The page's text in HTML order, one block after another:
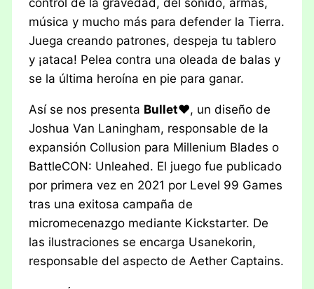
control de la gravedad, del sonido, armas,
música y mucho más para defender la Tierra.
Juega creando patrones, despeja tu tablero
y ¡ataca! Pelea contra una oleada de balas y
se la última heroína en pie para ganar.
Así se nos presenta Bullet♥︎, un diseño de
Joshua Van Laningham, responsable de la
expansión Collusion para Millenium Blades o
BattleCON: Unleahed. El juego fue publicado
por primera vez en 2021 por Level 99 Games
tras una exitosa campaña de
micromecenazgo mediante Kickstarter. De
las ilustraciones se encarga Usanekorin,
responsable del aspecto de Aether Captains.